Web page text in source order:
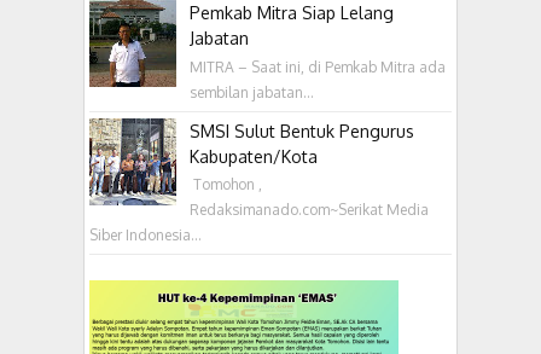
Pemkab Mitra Siap Lelang
Jabatan
MITRA – Saat ini, di Pemkab Mitra ada
sembilan jabatan...
SMSI Sulut Bentuk Pengurus
Kabupaten/Kota
‎ Tomohon ,
Redaksimanado.com~Serikat Media
Siber Indonesia...